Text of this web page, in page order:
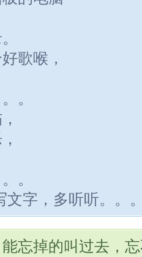
歌喉，
。
。
文字，多听听。。
忘掉的叫过去，